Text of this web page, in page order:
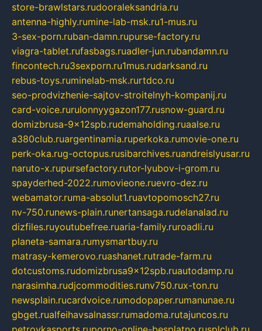
store-brawlstars.rudooraleksandria.ru
antenna-highly.rumine-lab-msk.ru1-mus.ru
3-sex-porn.ruban-damn.rupurse-factory.ru
viagra-tablet.rufasbags.ruadler-jun.rubandamn.ru
fincontech.ru3sexporn.ru1mus.rudarksand.ru
rebus-toys.ruminelab-msk.rurtdco.ru
seo-prodvizhenie-sajtov-stroitelnyh-kompanij.ru
card-voice.rurulonnyygazon177.rusnow-guard.ru
domizbrusa-9x12spb.rudemaholding.ruaalse.ru
a380club.ruargentinamia.ruperkoka.rumovie-one.ru
perk-oka.rug-octopus.rusibarchives.ruandreislyusar.ru
naruto-x.rupursefactory.rutor-lyubov-i-grom.ru
spayderhed-2022.rumovieone.ruevro-dez.ru
webamator.ruma-absolut1.ruavtopomosch27.ru
nv-750.runews-plain.runertansaga.rudelanalad.ru
dizfiles.ruyoutubefree.ruaria-family.ruroadli.ru
planeta-samara.rumysmartbuy.ru
matrasy-kemerovo.ruashanet.rutrade-farm.ru
dotcustoms.rudomizbrusa9x12spb.ruautodamp.ru
narasimha.rudjcommodities.runv750.rux-ton.ru
newsplain.rucardvoice.rumodopaper.rumanunae.ru
gbget.rualfeihavsalnassr.rumadoma.rutajuncos.ru